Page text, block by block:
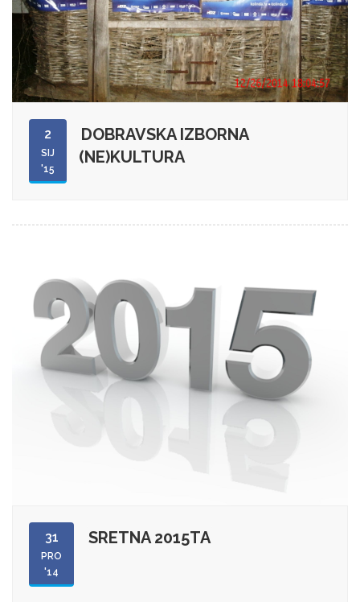
2
SIJ
'15
DOBRAVSKA IZBORNA
(NE)KULTURA
31
PRO
'14
SRETNA 2015TA